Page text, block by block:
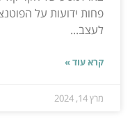
פחות ידועות על
לעצב...
קרא עוד »
מרץ 14, 2024